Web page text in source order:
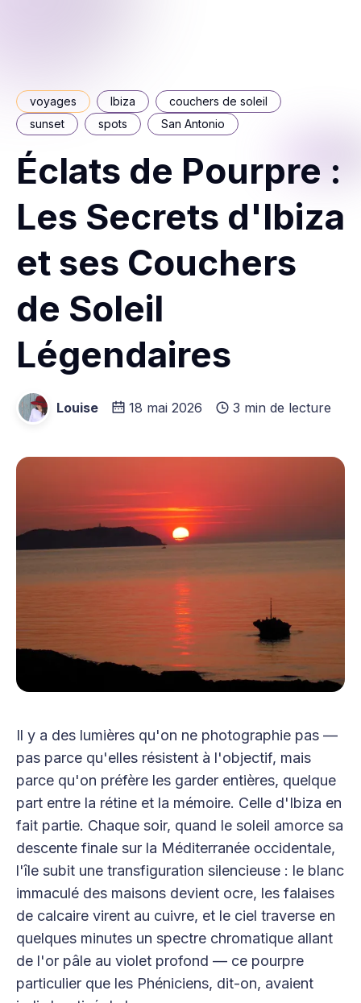
voyages Ibiza
couchers de soleil
sunset
spots San Antonio
Éclats de Pourpre :
Les Secrets d'Ibiza
et ses Couchers
de Soleil
Légendaires
Louise 18 mai 2026 3 min de lecture
Il y a des lumières qu'on ne photographie pas —
pas parce qu'elles résistent à l'objectif, mais
parce qu'on préfère les garder entières, quelque
part entre la rétine et la mémoire. Celle d'Ibiza en
fait partie. Chaque soir, quand le soleil amorce sa
descente finale sur la Méditerranée occidentale,
l'île subit une transfiguration silencieuse : le blanc
immaculé des maisons devient ocre, les falaises
de calcaire virent au cuivre, et le ciel traverse en
quelques minutes un spectre chromatique allant
de l'or pâle au violet profond — ce pourpre
particulier que les Phéniciens, dit-on, avaient